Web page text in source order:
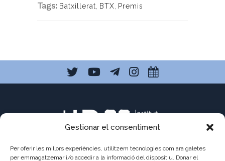
Gestionar el consentiment
Per oferir les millors experiències, utilitzem tecnologies com ara galetes
per emmagatzemar i/o accedir a la informació del dispositiu. Donar el
Tags: Batxillerat, BTX, Premis